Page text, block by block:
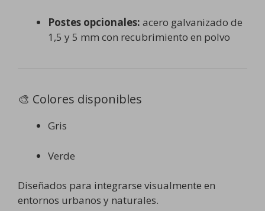
Postes opcionales: acero galvanizado de
1,5 y 5 mm con recubrimiento en polvo
🎨 Colores disponibles
Gris
Verde
Diseñados para integrarse visualmente en
entornos urbanos y naturales.